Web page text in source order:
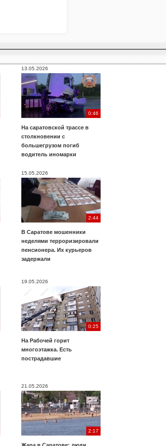
13.05.2026
0:46
На саратовской трассе в
столкновении с
большегрузом погиб
водитель иномарки
15.05.2026
2:44
В Саратове мошенники
неделями терроризировали
пенсионера. Их курьеров
задержали
19.05.2026
0:25
На Рабочей горит
многоэтажка. Есть
пострадавшие
21.05.2026
2:17